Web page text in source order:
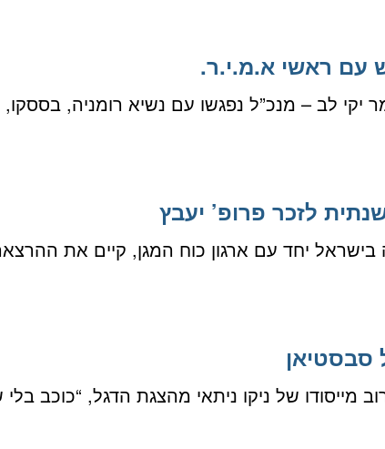
עם ראשי א.מ.י.ר.
יקי לב – מנכ”ל נפגשו עם נשיא רומניה,
לזכר פרופ’ יעבץ
בישראל יחד עם ארגון כוח המגן, קיים את
סבסטיאן
קרוב מייסודו של ניקו ניתאי מהצגת הדגל,